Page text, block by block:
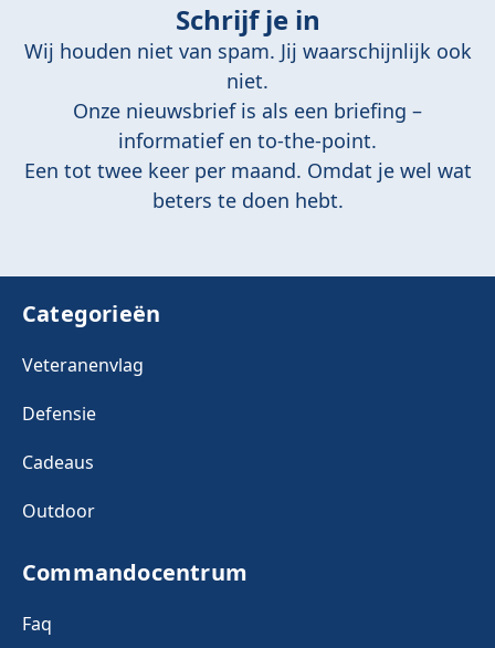
Schrijf je in
Wij houden niet van spam. Jij waarschijnlijk ook
niet.
Onze nieuwsbrief is als een briefing –
informatief en to-the-point.
Een tot twee keer per maand. Omdat je wel wat
beters te doen hebt.
Categorieën
Veteranenvlag
Defensie
Cadeaus
Outdoor
Commandocentrum
Faq